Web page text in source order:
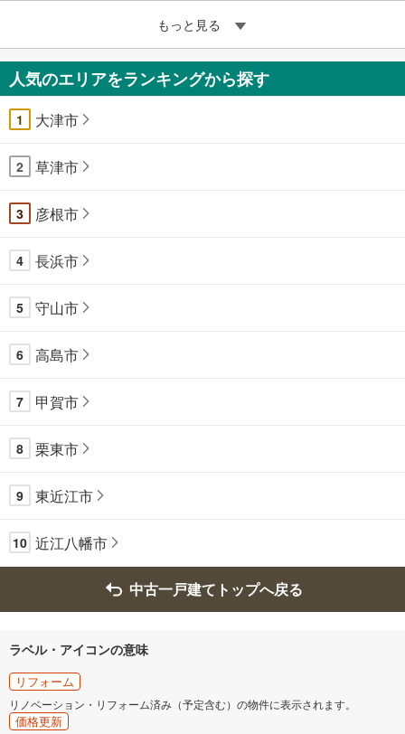
もっと見る
人気のエリアをランキングから探す
1 大津市
2 草津市
3 彦根市
4 長浜市
5 守山市
6 高島市
7 甲賀市
8 栗東市
9 東近江市
10 近江八幡市
中古一戸建てトップへ戻る
ラベル・アイコンの意味
リフォーム
リノベーション・リフォーム済み（予定含む）の物件に表示されます。
価格更新